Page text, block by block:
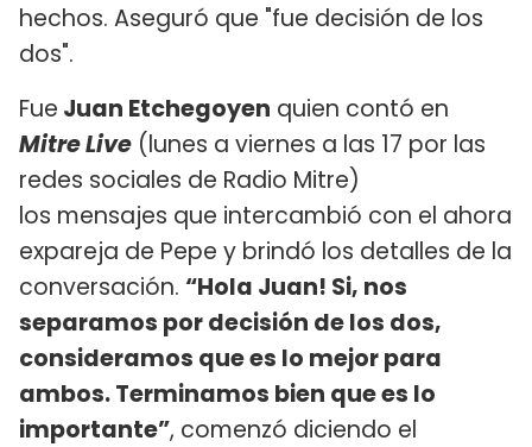
hechos. Aseguró que "fue decisión de los
dos".
Fue Juan Etchegoyen quien contó en
Mitre Live (lunes a viernes a las 17 por las
redes sociales de Radio Mitre)
los mensajes que intercambió con el ahora
expareja de Pepe y brindó los detalles de la
conversación. “Hola Juan! Si, nos
separamos por decisión de los dos,
consideramos que es lo mejor para
ambos. Terminamos bien que es lo
importante”, comenzó diciendo el